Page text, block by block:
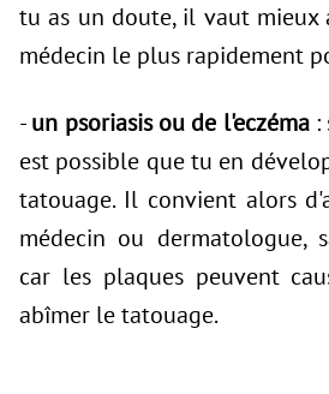
tu as un doute, il vaut
médecin le plus rapidement
-un psoriasis ou de l'eczéma:
est possible que tu en
tatouage. Il convient alors
médecin ou dermatologue,
car les plaques peuvent
abîmer le tatouage.